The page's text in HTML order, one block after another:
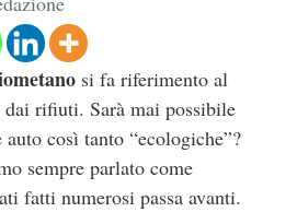
si fa riferimento al
rifiuti. Sarà mai possibile
così tanto “ecologiche”?
sempre parlato come
fatti numerosi passa avanti.